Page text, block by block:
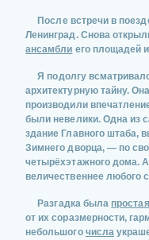
После встречи в
Ленинград. Снова
ансамбли его площадей
Я подолгу
архитектурную тайну.
производили
были невелики. Одна из
здание Главного штаба,
Зимнего дворца, — по
четырёхэтажного дома.
величественнее любого
Разгадка была простая
от их соразмерности,
небольшого числа